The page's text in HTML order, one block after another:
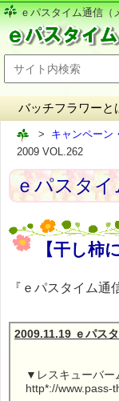
ｅパスタイム通信（
バッチフラワーと
キャンペーン
2009 VOL.262
ｅパスタ
【干し柿
『ｅパスタイム通
2009.11.19 ｅパス
▼レスキューバー
http*://www.pass-